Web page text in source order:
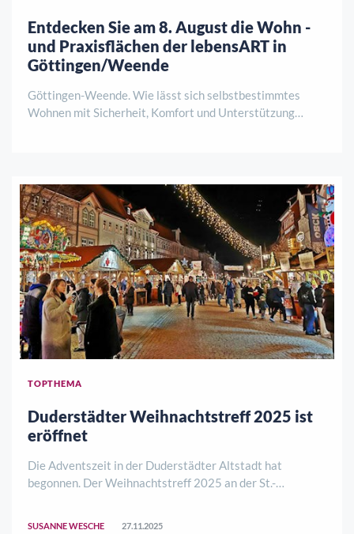
Entdecken Sie am 8. August die Wohn -
und Praxisflächen der lebensART in
Göttingen/Weende
Göttingen-Weende. Wie lässt sich selbstbestimmtes
Wohnen mit Sicherheit, Komfort und Unterstützung
HoKo und de ..
TOPTHEMA
Duderstädter Weihnachtstreff 2025 ist
eröffnet
Die Adventszeit in der Duderstädter Altstadt hat
begonnen. Der Weihnachtstreff 2025 an der St.-
SUSANNE WESCHE 27.11.2025